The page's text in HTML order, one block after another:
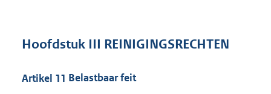
Hoofdstuk III REINIGINGSRECHTEN
Artikel 11 Belastbaar feit